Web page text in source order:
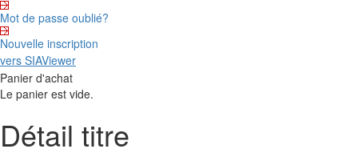
Mot de passe oublié?
Nouvelle inscription
vers SIAViewer
Panier d'achat
Le panier est vide.
Détail titre